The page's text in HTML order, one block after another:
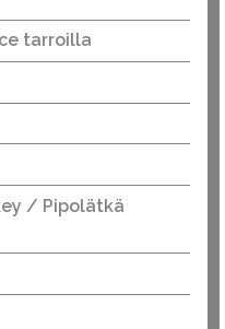
tarroilla
/ Pipolätkä